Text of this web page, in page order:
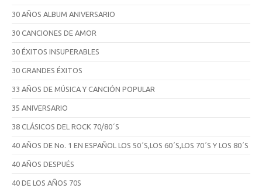
30 AÑOS ALBUM ANIVERSARIO
30 CANCIONES DE AMOR
30 ÉXITOS INSUPERABLES
30 GRANDES ÉXITOS
33 AÑOS DE MÚSICA Y CANCIÓN POPULAR
35 ANIVERSARIO
38 CLÁSICOS DEL ROCK 70/80´S
40 AÑOS DE No. 1 EN ESPAÑOL LOS 50´S,LOS 60´S,LOS 70´S Y LOS 80´S
40 AÑOS DESPUÉS
40 DE LOS AÑOS 70S